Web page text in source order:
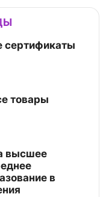
сертификаты
товары
высшее
в